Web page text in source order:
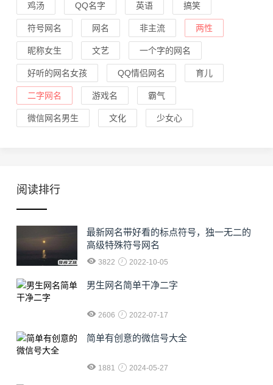
鸡汤 QQ名字 英语 搞笑
符号网名 网名 非主流 两性
昵称女生 文艺 一个字的网名
好听的网名女孩 QQ情侣网名 育儿
二字网名 游戏名 霸气
微信网名男生 文化 少女心
阅读排行
最新网名带好看的标点符号，独一无二的
高级特殊符号网名
3822 2022-10-05
男生网名简单干净二字
2606 2022-07-17
简单有创意的微信号大全
1881 2024-05-27